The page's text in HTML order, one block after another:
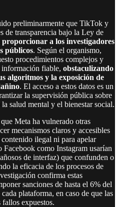
preliminarmente que TikTok y
de transparencia bajo la Ley de
proporcionar a los investigadores
públicos. Según el organismo,
procedimientos complejos y
fiable, obstaculizando
algoritmos y la exposición de
. El acceso a estos datos es un
la supervisión pública sobre
salud mental y el bienestar social.
Meta ha vulnerado otras
mecanismos claros y accesibles
ilegal ni para apelar
Facebook como Instagram usarían
de interfaz) que confunden o
la eficacia de los procesos de
confirma estas
sanciones de hasta el 6% del
plataforma, en caso de que las
expuestos.